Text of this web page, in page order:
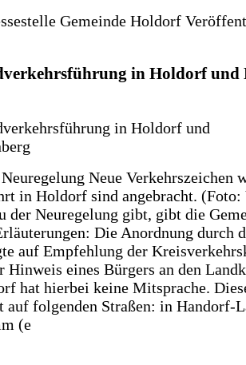
Gemeinde Holdorf
in Holdorf
Neue Verkehrszeichen
in Holdorf sind angebracht.
der Neuregelung gibt, gibt die
Die Anordnung durch
auf Empfehlung der
Hinweis eines Bürgers an den
hat hierbei keine Mitsprache.
auf folgenden Straßen: in Handorf-
(e